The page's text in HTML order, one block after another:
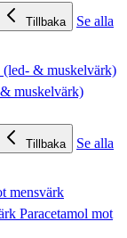
Tillbaka
Se alla
& muskelvärk)
muskelvärk)
Tillbaka
Se alla
mensvärk
Paracetamol mot